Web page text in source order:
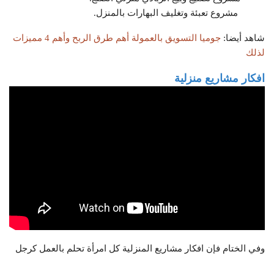
مشروع تعبئة وتغليف البهارات بالمنزل.
شاهد أيضا:
جوميا التسويق بالعمولة أهم طرق الربح وأهم 4 مميزات
لذلك
افكار مشاريع منزلية
وفي الختام فإن افكار مشاريع المنزلية كل امرأة تحلم بالعمل كرجل